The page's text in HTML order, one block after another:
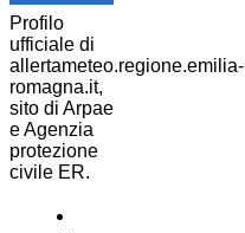
Profilo
ufficiale di
allertameteo.regione.emilia-
romagna.it,
sito di Arpae
e Agenzia
protezione
civile ER.